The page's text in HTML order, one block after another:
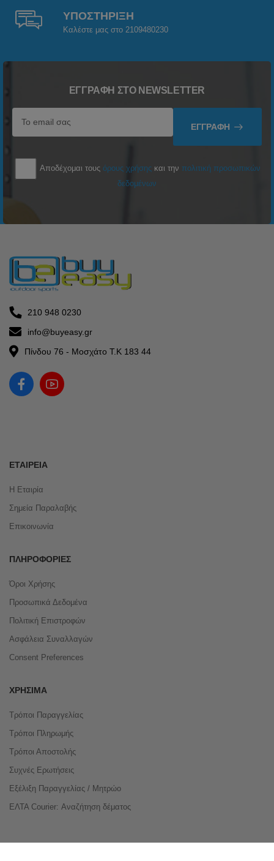
ΥΠΟΣΤΗΡΙΞΗ
Καλέστε μας στο 2109480230
ΕΓΓΡΑΦΉ ΣΤΟ NEWSLETTER
ΕΓΓΡΑΦΉ
Αποδέχομαι τους όρους χρήσης και την πολιτική προσωπικών
δεδομένων
210 948 0230
info@buyeasy.gr
Πίνδου 76 - Μοσχάτο Τ.Κ 183 44
ΕΤΑΙΡΕΊΑ
Η Εταιρία
Σημεία Παραλαβής
Επικοινωνία
ΠΛΗΡΟΦΟΡΊΕΣ
Όροι Χρήσης
Προσωπικά Δεδομένα
Πολιτική Επιστροφών
Ασφάλεια Συναλλαγών
Consent Preferences
ΧΡΉΣΙΜΑ
Τρόποι Παραγγελίας
Τρόποι Πληρωμής
Τρόποι Αποστολής
Συχνές Ερωτήσεις
Εξέλιξη Παραγγελίας / Μητρώο
ΕΛΤΑ Courier: Αναζήτηση δέματος